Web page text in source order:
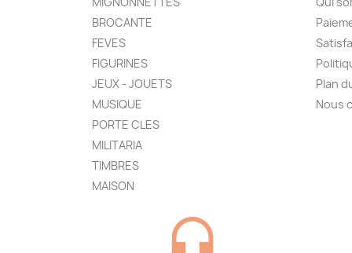
BROCANTE
FEVES
FIGURINES
JEUX - JOUETS
MUSIQUE
PORTE CLES
MILITARIA
TIMBRES
MAISON
Plan
Nous